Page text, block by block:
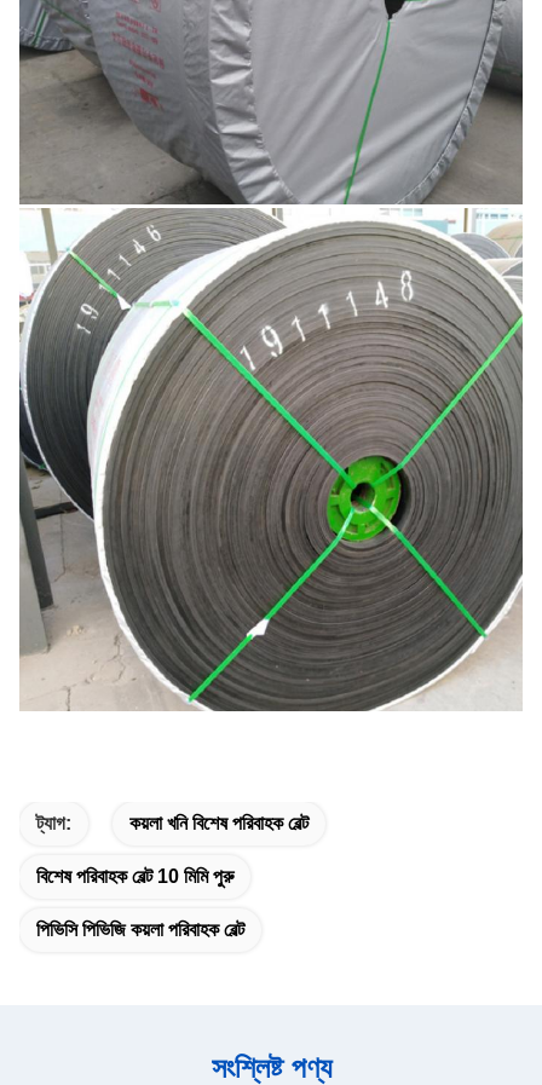
ট্যাগ: কয়লা খনি বিশেষ পরিবাহক বেল্ট
বিশেষ পরিবাহক বেল্ট 10 মিমি পুরু
পিভিসি পিভিজি কয়লা পরিবাহক বেল্ট
সংশ্লিষ্ট পণ্য